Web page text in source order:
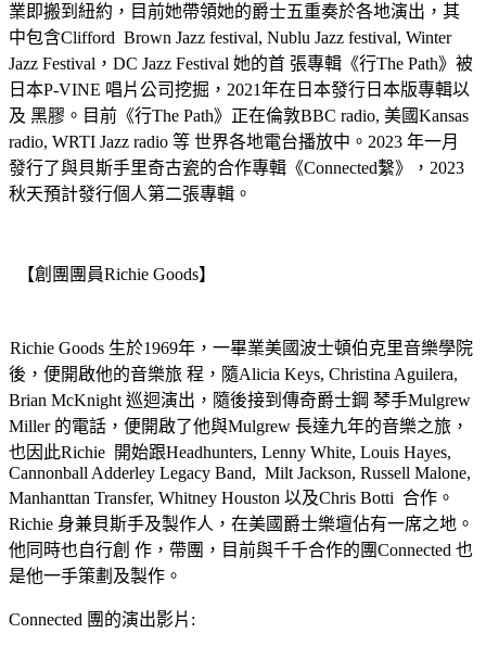
業即搬到紐約，⽬前她帶領她的爵⼠五重奏於各地演出，其
中包含Clifford Brown Jazz festival, Nublu Jazz festival, Winter
Jazz Festival，DC Jazz Festival 她的⾸ 張專輯《⾏The Path》被
⽇本P-VINE 唱⽚公司挖掘，2021年在⽇本發⾏⽇本版專輯以
及 ⿊膠。⽬前《⾏The Path》正在倫敦BBC radio, 美國Kansas
radio, WRTI Jazz radio 等 世界各地電台播放中。2023 年一月
發行了與貝斯手里奇古瓷的合作專輯《Connected繫》，2023
秋天預計發行個人第二張專輯。
【創團團員Richie Goods】
Richie Goods ⽣於1969年，⼀畢業美國波⼠頓伯克⾥⾳樂學院
後，便開啟他的⾳樂旅 程，隨Alicia Keys, Christina Aguilera,
Brian McKnight 巡迴演出，隨後接到傳奇爵⼠鋼 琴⼿Mulgrew
Miller 的電話，便開啟了他與Mulgrew ⻑達九年的⾳樂之旅，
也因此Richie 開始跟Headhunters, Lenny White, Louis Hayes,
Cannonball Adderley Legacy Band, Milt Jackson, Russell Malone,
Manhanttan Transfer, Whitney Houston 以及Chris Botti 合作。
Richie 身兼⾙斯⼿及製作⼈，在美國爵⼠樂壇佔有⼀席之地。
他同時也⾃⾏創 作，帶團，⽬前與千千合作的團Connected 也
是他⼀⼿策劃及製作。
Connected 團的演出影⽚: